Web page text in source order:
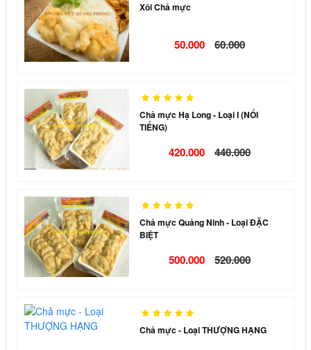
Xôi Chả mực
50.000 60.000
Chả mực Hạ Long - Loại I (NỔI
TIẾNG)
420.000 440.000
Chả mực Quảng Ninh - Loại ĐẶC
BIỆT
500.000 520.000
Chả mực - Loại THƯỢNG HẠNG